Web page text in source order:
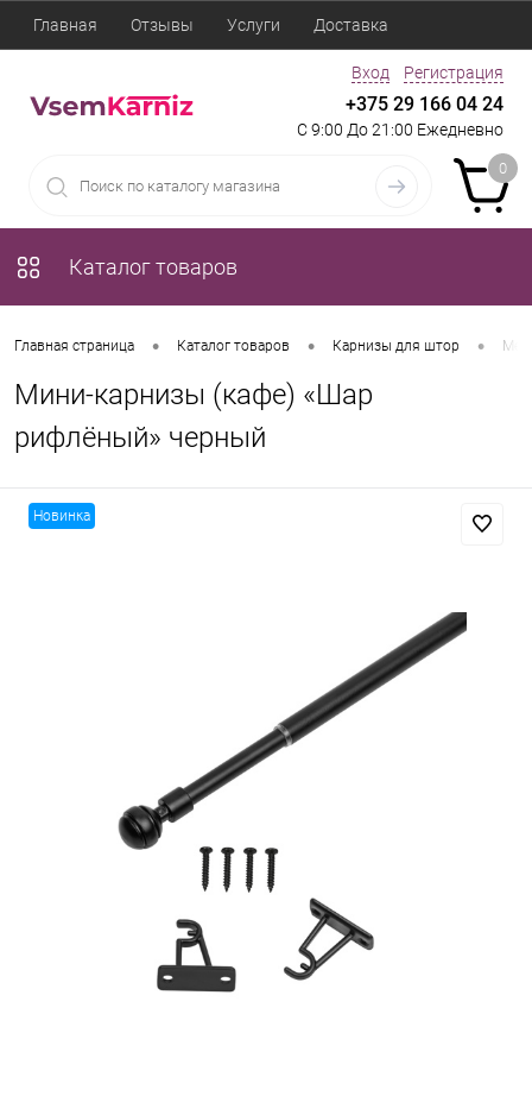
Главная Отзывы Услуги Доставка
Вход Регистрация
+375 29 166 04 24
С 9:00 До 21:00 Ежедневно
0
Каталог товаров
Главная страница • Каталог товаров • Карнизы для штор •
Мини-карнизы (кафе) «Шар
рифлёный» черный
Новинка